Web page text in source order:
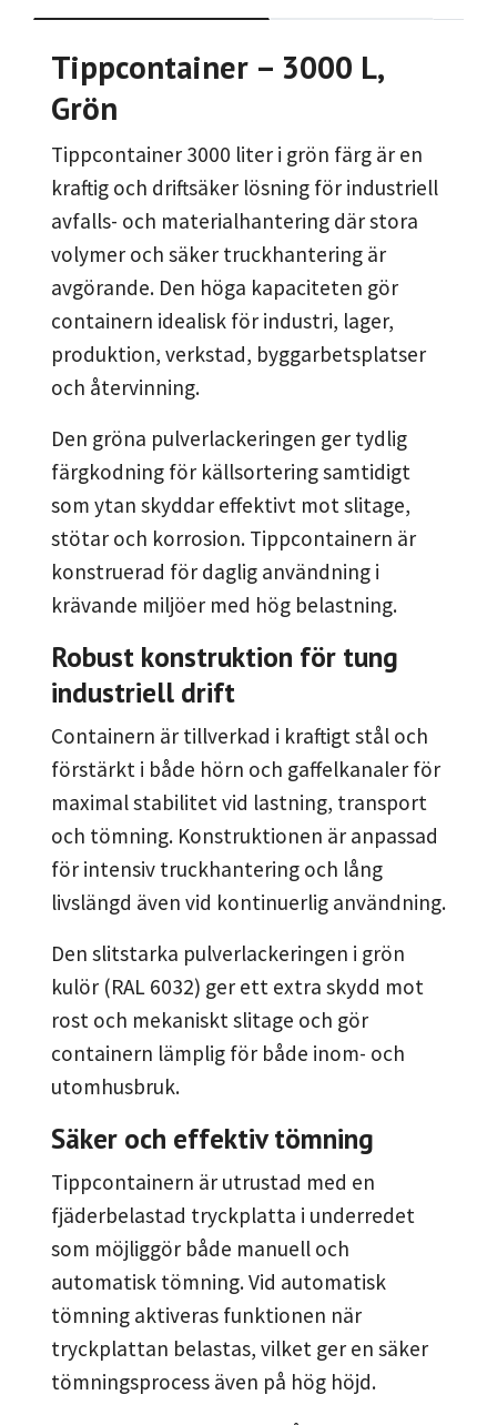
Tippcontainer – 3000 L,
Grön
Tippcontainer 3000 liter i grön färg är en
kraftig och driftsäker lösning för industriell
avfalls- och materialhantering där stora
volymer och säker truckhantering är
avgörande. Den höga kapaciteten gör
containern idealisk för industri, lager,
produktion, verkstad, byggarbetsplatser
och återvinning.
Den gröna pulverlackeringen ger tydlig
färgkodning för källsortering samtidigt
som ytan skyddar effektivt mot slitage,
stötar och korrosion. Tippcontainern är
konstruerad för daglig användning i
krävande miljöer med hög belastning.
Robust konstruktion för tung
industriell drift
Containern är tillverkad i kraftigt stål och
förstärkt i både hörn och gaffelkanaler för
maximal stabilitet vid lastning, transport
och tömning. Konstruktionen är anpassad
för intensiv truckhantering och lång
livslängd även vid kontinuerlig användning.
Den slitstarka pulverlackeringen i grön
kulör (RAL 6032) ger ett extra skydd mot
rost och mekaniskt slitage och gör
containern lämplig för både inom- och
utomhusbruk.
Säker och effektiv tömning
Tippcontainern är utrustad med en
fjäderbelastad tryckplatta i underredet
som möjliggör både manuell och
automatisk tömning. Vid automatisk
tömning aktiveras funktionen när
tryckplattan belastas, vilket ger en säker
tömningsprocess även på hög höjd.